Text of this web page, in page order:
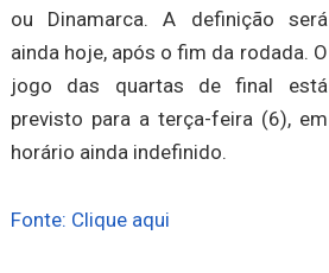
ou Dinamarca. A definição será
ainda hoje, após o fim da rodada. O
jogo das quartas de final está
previsto para a terça-feira (6), em
horário ainda indefinido.
Fonte: Clique aqui